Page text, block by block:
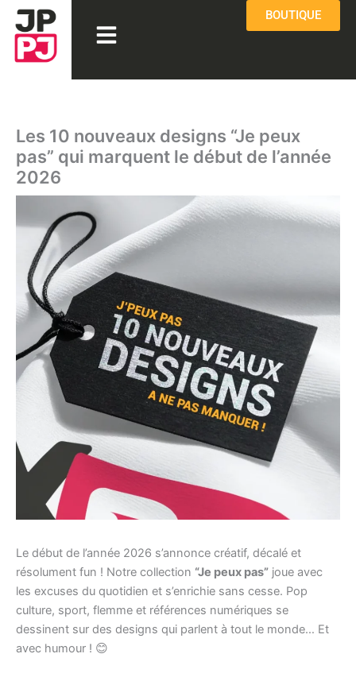
Aller
contenu
Menu BOUTIQUE
Les 10 nouveaux designs “Je peux
pas” qui marquent le début de l’année
2026
Le début de l’année 2026 s’annonce créatif, décalé et
résolument fun ! Notre collection “Je peux pas” joue avec
les excuses du quotidien et s’enrichie sans cesse. Pop
culture, sport, flemme et références numériques se
dessinent sur des designs qui parlent à tout le monde… Et
avec humour ! 😊